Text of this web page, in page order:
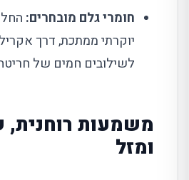
חומרי גלם מובחרים:
יוקרתי ממתכת, דרך
לשילובים חמים של
משמעות רוחנית,
ומזל